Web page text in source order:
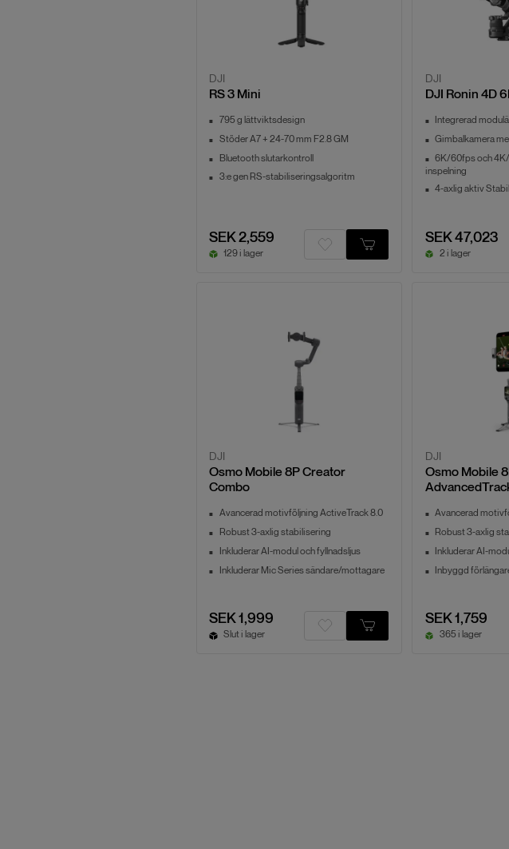
DJI
RS 3 Mini
795 g lättviktsdesign
Stöder A7 + 24-70 mm F2.8 GM
Bluetooth slutarkontroll
3:e gen RS-stabiliseringsalgoritm
SEK 2,559
129 i lager
DJI
DJI Ronin 4D
Integrerad
Gimbalkamera
6K/60fps och
inspelning
4-axlig aktiv
SEK 47,023
2 i lager
DJI
Osmo Mobile 8P Creator
Combo
Avancerad motivföljning ActiveTrack 8.0
Robust 3-axlig stabilisering
Inkluderar AI-modul och fyllnadsljus
Inkluderar Mic Series sändare/mottagare
SEK 1,999
Slut i lager
DJI
Osmo Mobile
Avancerad
Robust 3-axlig
Inkluderar AI-
Inbyggd
SEK 1,759
365 i lager